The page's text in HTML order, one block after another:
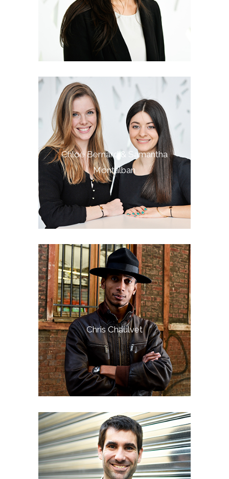
Chloé Bernard & Samantha
Montalban
Chris Chaulvet